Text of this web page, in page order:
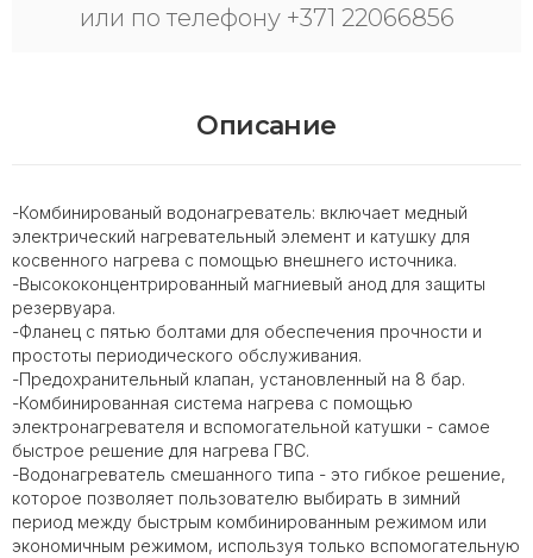
или по телефону +371 22066856
Описание
-Комбинированый водонагреватель: включает медный
электрический нагревательный элемент и катушку для
косвенного нагрева с помощью внешнего источника.
-Высококонцентрированный магниевый анод для защиты
резервуара.
-Фланец с пятью болтами для обеспечения прочности и
простоты периодического обслуживания.
-Предохранительный клапан, установленный на 8 бар.
-Комбинированная система нагрева с помощью
электронагревателя и вспомогательной катушки - самое
быстрое решение для нагрева ГВС.
-Водонагреватель смешанного типа - это гибкое решение,
которое позволяет пользователю выбирать в зимний
период между быстрым комбинированным режимом или
экономичным режимом, используя только вспомогательную